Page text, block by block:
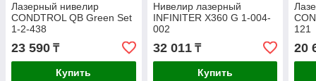
Лазерный нивелир
CONDTROL QB Green Set
1-2-438
23 590 ₸
Купить
Нивелир лазерный
INFINITER X360 G 1-004-
002
32 011₸
Купить
121
20